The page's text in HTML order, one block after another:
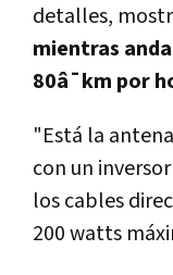
detalles,
mientras
80â¯km por
"Está la
con un
los cables
200 watts